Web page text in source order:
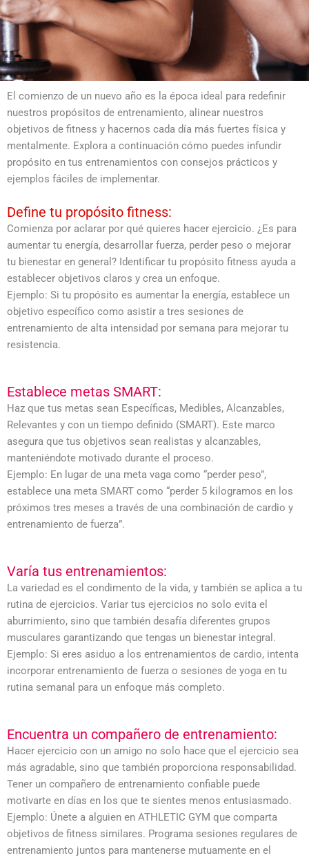
El comienzo de un nuevo año es la época ideal para redefinir
nuestros propósitos de entrenamiento, alinear nuestros
objetivos de fitness y hacernos cada día más fuertes física y
mentalmente. Explora a continuación cómo puedes infundir
propósito en tus entrenamientos con consejos prácticos y
ejemplos fáciles de implementar.
Define tu propósito fitness:
Comienza por aclarar por qué quieres hacer ejercicio. ¿Es para
aumentar tu energía, desarrollar fuerza, perder peso o mejorar
tu bienestar en general? Identificar tu propósito fitness ayuda a
establecer objetivos claros y crea un enfoque.
Ejemplo: Si tu propósito es aumentar la energía, establece un
objetivo específico como asistir a tres sesiones de
entrenamiento de alta intensidad por semana para mejorar tu
resistencia.
Establece metas SMART:
Haz que tus metas sean Específicas, Medibles, Alcanzables,
Relevantes y con un tiempo definido (SMART). Este marco
asegura que tus objetivos sean realistas y alcanzables,
manteniéndote motivado durante el proceso.
Ejemplo: En lugar de una meta vaga como “perder peso”,
establece una meta SMART como “perder 5 kilogramos en los
próximos tres meses a través de una combinación de cardio y
entrenamiento de fuerza”.
Varía tus entrenamientos:
La variedad es el condimento de la vida, y también se aplica a tu
rutina de ejercicios. Variar tus ejercicios no solo evita el
aburrimiento, sino que también desafía diferentes grupos
musculares garantizando que tengas un bienestar integral.
Ejemplo: Si eres asiduo a los entrenamientos de cardio, intenta
incorporar entrenamiento de fuerza o sesiones de yoga en tu
rutina semanal para un enfoque más completo.
Encuentra un compañero de entrenamiento:
Hacer ejercicio con un amigo no solo hace que el ejercicio sea
más agradable, sino que también proporciona responsabilidad.
Tener un compañero de entrenamiento confiable puede
motivarte en días en los que te sientes menos entusiasmado.
Ejemplo: Únete a alguien en ATHLETIC GYM que comparta
objetivos de fitness similares. Programa sesiones regulares de
entrenamiento juntos para mantenerse mutuamente en el